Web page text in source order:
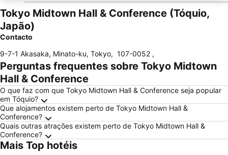
Tokyo Midtown Hall & Conference (Tóquio,
Japão)
Contacto
9-7-1 Akasaka, Minato-ku, Tokyo, 107-0052 ,
Perguntas frequentes sobre Tokyo Midtown
Hall & Conference
O que faz com que Tokyo Midtown Hall & Conference seja popular
em Tóquio?
Que alojamentos existem perto de Tokyo Midtown Hall &
Conference?
Quais outras atrações existem perto de Tokyo Midtown Hall &
Conference?
Mais Top hotéis